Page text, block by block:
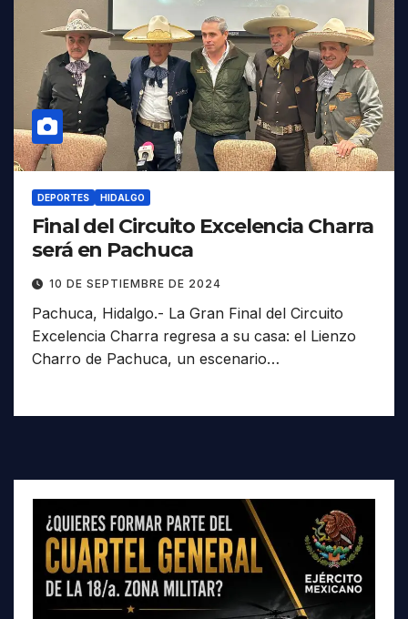
DEPORTES HIDALGO
Final del Circuito Excelencia Charra
será en Pachuca
10 DE SEPTIEMBRE DE 2024
Pachuca, Hidalgo.- La Gran Final del Circuito
Excelencia Charra regresa a su casa: el Lienzo
Charro de Pachuca, un escenario…